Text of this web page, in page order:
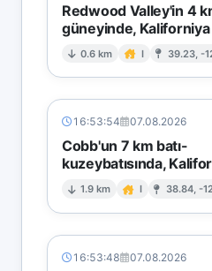
Redwood Valley'in 4
güneyinde, Kaliforniya
0.6 km I 39.23, -
16:53:54 07.08.2026
Cobb'un 7 km batı-
kuzeybatısında,
1.9 km I 38.84, -
16:53:48 07.08.2026